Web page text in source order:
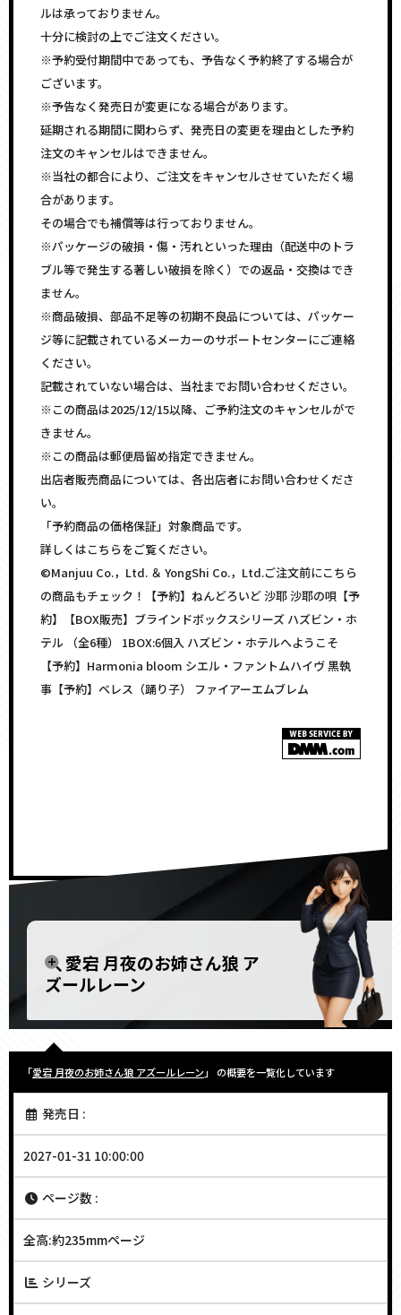
ルは承っておりません。
十分に検討の上でご注文ください。
※予約受付期間中であっても、予告なく予約終了する場合が
ございます。
※予告なく発売日が変更になる場合があります。
延期される期間に関わらず、発売日の変更を理由とした予約
注文のキャンセルはできません。
※当社の都合により、ご注文をキャンセルさせていただく場
合があります。
その場合でも補償等は行っておりません。
※パッケージの破損・傷・汚れといった理由（配送中のトラ
ブル等で発生する著しい破損を除く）での返品・交換はでき
ません。
※商品破損、部品不足等の初期不良品については、パッケー
ジ等に記載されているメーカーのサポートセンターにご連絡
ください。
記載されていない場合は、当社までお問い合わせください。
※この商品は2025/12/15以降、ご予約注文のキャンセルがで
きません。
※この商品は郵便局留め指定できません。
出店者販売商品については、各出店者にお問い合わせくださ
い。
「予約商品の価格保証」対象商品です。
詳しくはこちらをご覧ください。
©Manjuu Co.，Ltd. ＆ YongShi Co.，Ltd.ご注文前にこちら
の商品もチェック！【予約】ねんどろいど 沙耶 沙耶の唄【予
約】【BOX販売】ブラインドボックスシリーズ ハズビン・ホ
テル （全6種） 1BOX:6個入 ハズビン・ホテルへようこそ
【予約】Harmonia bloom シエル・ファントムハイヴ 黒執
事【予約】ベレス（踊り子） ファイアーエムブレム
愛宕 月夜のお姉さん狼 ア
ズールレーン
「愛宕 月夜のお姉さん狼 アズールレーン」 の概要を一覧化しています
発売日 :
2027-01-31 10:00:00
ページ数 :
全高:約235mmページ
シリーズ